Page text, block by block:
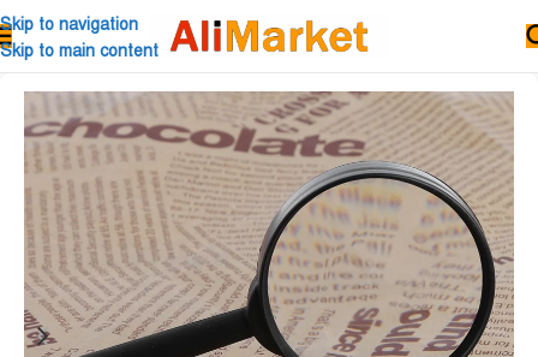
Skip to navigation
Skip to main content